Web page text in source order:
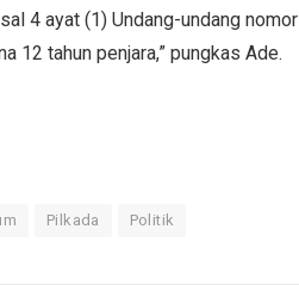
4 ayat (1) Undang-undang
12 tahun penjara,” pungkas Ade.
Pilkada Politik